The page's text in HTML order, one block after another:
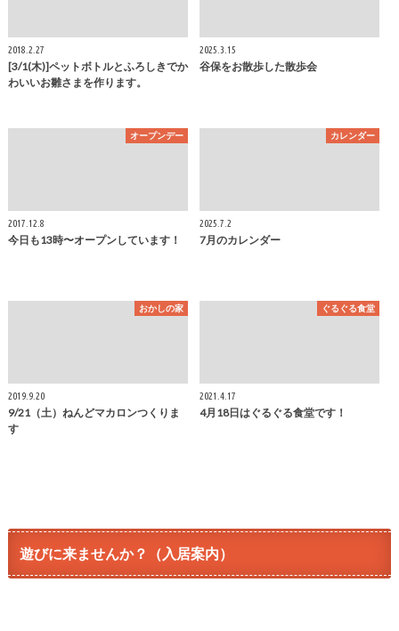
2018.2.27
[3/1(木)]ペットボトルとふろしきでか
わいいお雛さまを作ります。
2025.3.15
谷保をお散歩した散歩会
オープンデー
2017.12.8
今日も13時〜オープンしています！
カレンダー
2025.7.2
7月のカレンダー
おかしの家
2019.9.20
9/21（土）ねんどマカロンつくりま
す
ぐるぐる食堂
2021.4.17
4月18日はぐるぐる食堂です！
遊びに来ませんか？（入居案内）